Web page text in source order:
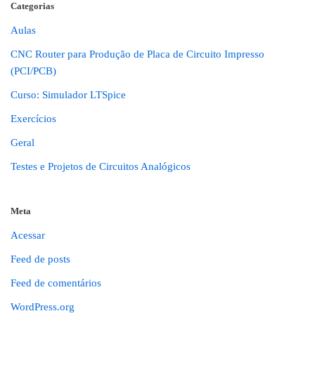
Categorias
Aulas
CNC Router para Produção de Placa de Circuito Impresso
(PCI/PCB)
Curso: Simulador LTSpice
Exercícios
Geral
Testes e Projetos de Circuitos Analógicos
Meta
Acessar
Feed de posts
Feed de comentários
WordPress.org